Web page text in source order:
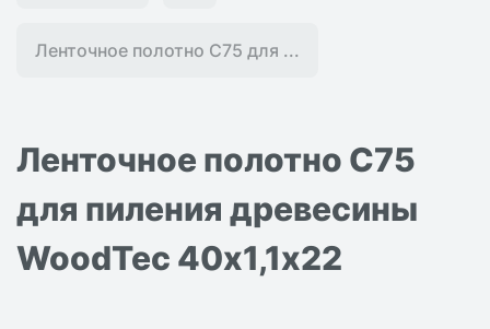
Ленточное полотно С75 для ...
Ленточное полотно С75
для пиления древесины
WoodTec 40х1,1х22